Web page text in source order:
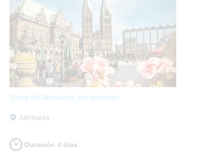
accesible al más puro estilo americano!
Norte de Alemania sin barreras
Alemania
Duración 4 dias